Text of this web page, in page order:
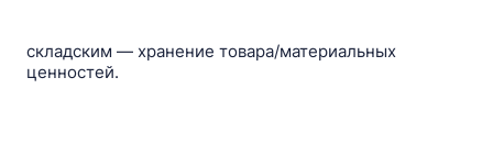
складским — хранение товара/материальных
ценностей.